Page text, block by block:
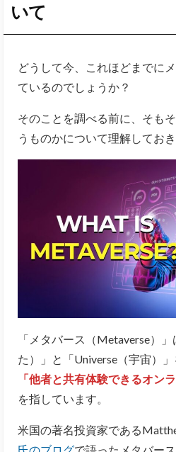
いて
どうして今、これほどまでに
ているのでしょうか？
そのことを調べる前に、そも
うものかについて理解しておき
「メタバース（Metaverse）
た）」と「Universe（宇宙）
「他者と共有体験できるオン
を指しています。
米国の著名投資家である